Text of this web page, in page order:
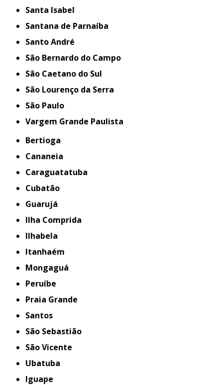
Santa Isabel
Santana de Parnaíba
Santo André
São Bernardo do Campo
São Caetano do Sul
São Lourenço da Serra
São Paulo
Vargem Grande Paulista
Bertioga
Cananeia
Caraguatatuba
Cubatão
Guarujá
Ilha Comprida
Ilhabela
Itanhaém
Mongaguá
Peruíbe
Praia Grande
Santos
São Sebastião
São Vicente
Ubatuba
iguape